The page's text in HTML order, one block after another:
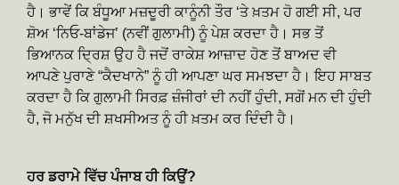
ਹੈ। ਭਾਵੇਂ ਕਿ ਬੰਧੂਆ ਮਜ਼ਦੂਰੀ ਕਾਨੂੰਨੀ ਤੌਰ ‘ਤੇ ਖ਼ਤਮ ਹੋ ਗਈ ਸੀ, ਪਰ
ਸ਼ੋਅ ‘ਨਿਓ-ਬਾਂਡੇਜ’ (ਨਵੀਂ ਗੁਲਾਮੀ) ਨੂੰ ਪੇਸ਼ ਕਰਦਾ ਹੈ। ਸਭ ਤੋਂ
ਭਿਆਨਕ ਦ੍ਰਿਸ਼ ਉਹ ਹੈ ਜਦੋਂ ਰਾਕੇਸ਼ ਆਜ਼ਾਦ ਹੋਣ ਤੋਂ ਬਾਅਦ ਵੀ
ਆਪਣੇ ਪੁਰਾਣੇ “ਕੈਦਖਾਨੇ” ਨੂੰ ਹੀ ਆਪਣਾ ਘਰ ਸਮਝਦਾ ਹੈ। ਇਹ ਸਾਬਤ
ਕਰਦਾ ਹੈ ਕਿ ਗੁਲਾਮੀ ਸਿਰਫ਼ ਜ਼ੰਜੀਰਾਂ ਦੀ ਨਹੀਂ ਹੁੰਦੀ, ਸਗੋਂ ਮਨ ਦੀ ਹੁੰਦੀ
ਹੈ, ਜੋ ਮਨੁੱਖ ਦੀ ਸ਼ਖਸੀਅਤ ਨੂੰ ਹੀ ਖ਼ਤਮ ਕਰ ਦਿੰਦੀ ਹੈ।
ਹਰ ਡਰਾਮੇ ਵਿੱਚ ਪੰਜਾਬ ਹੀ ਕਿਉਂ?